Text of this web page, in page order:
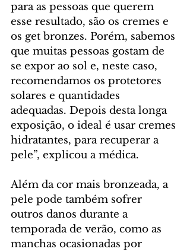
para as pessoas que querem
esse resultado, são os cremes e
os get bronzes. Porém, sabemos
que muitas pessoas gostam de
se expor ao sol e, neste caso,
recomendamos os protetores
solares e quantidades
adequadas. Depois desta longa
exposição, o ideal é usar cremes
hidratantes, para recuperar a
pele”, explicou a médica.
Além da cor mais bronzeada, a
pele pode também sofrer
outros danos durante a
temporada de verão, como as
manchas ocasionadas por